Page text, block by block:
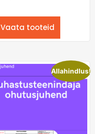
Vaata tooteid
Allahindlus!